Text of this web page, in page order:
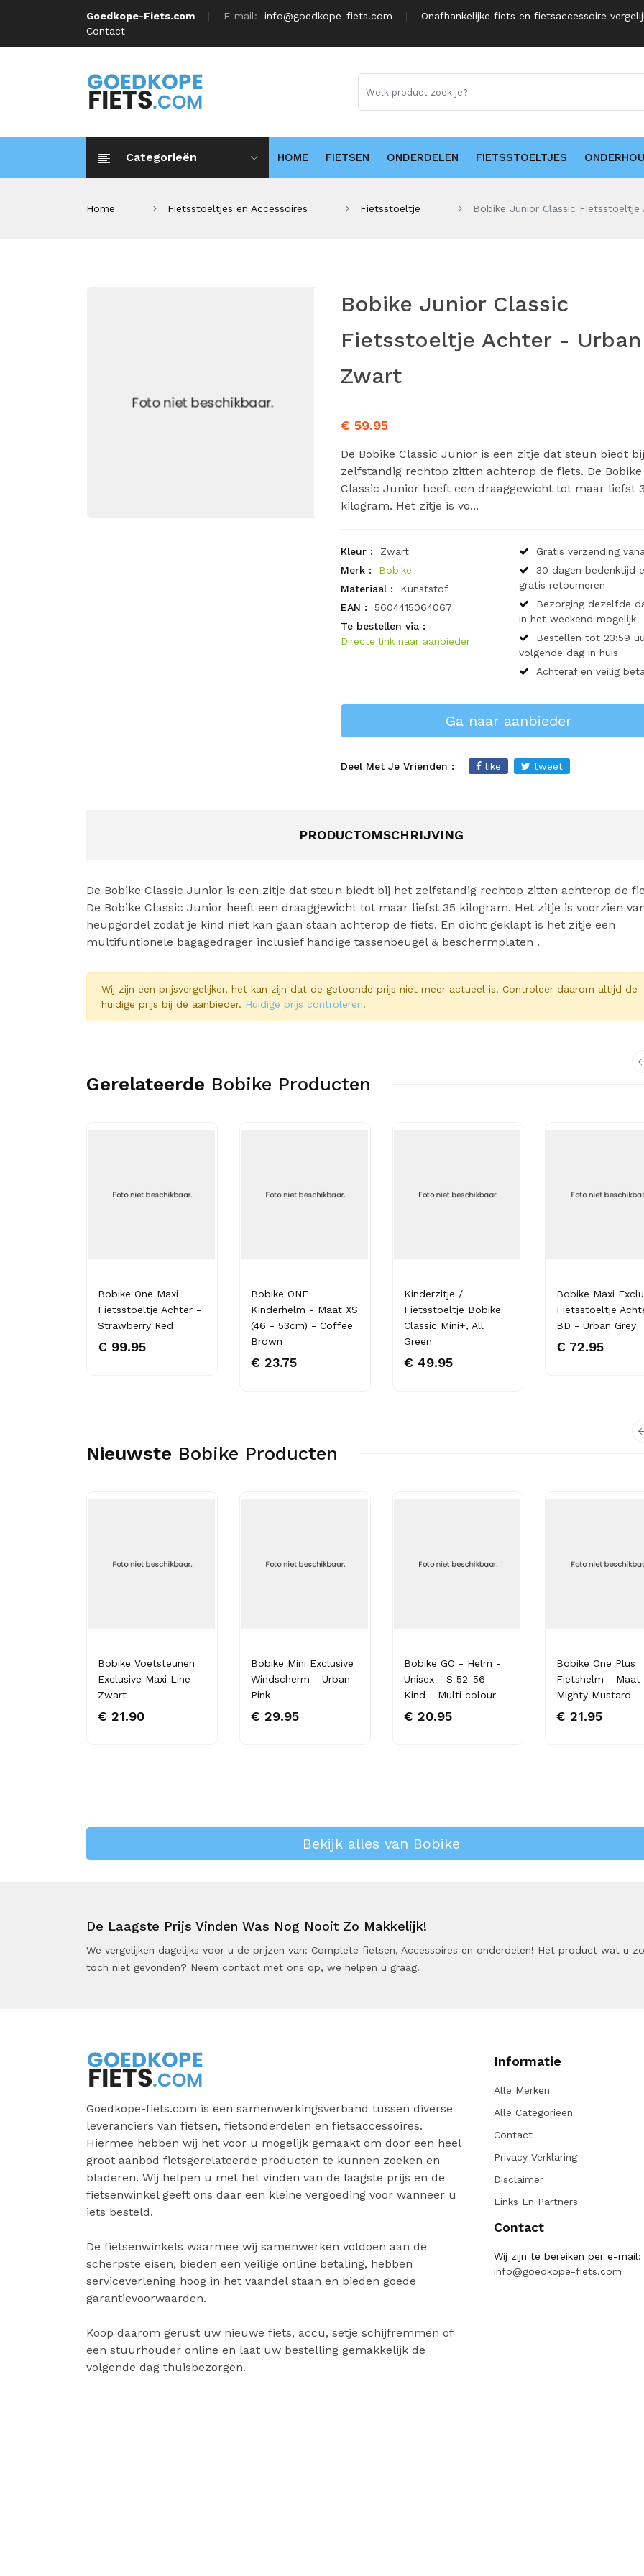
Goedkope-Fiets.com E-mail: info@goedkope-fiets.com
Onafhankelijke fiets en fietsaccessoire
Contact
Categorieën HOME FIETSEN ONDERDELEN FIETSSTOELTJES
Home Fietsstoeltjes en Accessoires Fietsstoeltje Bobike Junior Classic
Bobike Junior Classic
Fietsstoeltje Achter - Urban
Zwart
€ 59.95
De Bobike Classic Junior is een zitje dat steun biedt
zelfstandig rechtop zitten achterop de fiets. De Bobike
Classic Junior heeft een draaggewicht tot maar liefst
kilogram. Het zitje is vo...
Kleur :
Zwart
Merk :
Bobike
Materiaal :
Kunststof
EAN :
5604415064067
Te bestellen via :
Directe link naar aanbieder
Gratis verzending
30 dagen bedenktijd
gratis retourneren
Bezorging dezelfde
in het weekend mogelijk
Bestellen tot 23:59
volgende dag in huis
Achteraf en veilig
Ga naar aanbieder
Deel Met Je Vrienden : like tweet
PRODUCTOMSCHRIJVING
De Bobike Classic Junior is een zitje dat steun biedt bij het zelfstandig rechtop zitten achterop de
De Bobike Classic Junior heeft een draaggewicht tot maar liefst 35 kilogram. Het zitje is voorzien
heupgordel zodat je kind niet kan gaan staan achterop de fiets. En dicht geklapt is het zitje een
multifuntionele bagagedrager inclusief handige tassenbeugel & beschermplaten .
Wij zijn een prijsvergelijker, het kan zijn dat de getoonde prijs niet meer actueel is. Controleer daarom altijd de
huidige prijs bij de aanbieder. Huidige prijs controleren.
Gerelateerde Bobike Producten
Bobike One Maxi
Fietsstoeltje Achter -
Strawberry Red
€ 99.95
Bobike ONE
Kinderhelm - Maat XS
(46 - 53cm) - Coffee
Brown
€ 23.75
Kinderzitje /
Fietsstoeltje Bobike
Classic Mini+, All
Green
€ 49.95
Bobike Maxi
Fietsstoeltje
BD - Urban Grey
€ 72.95
Nieuwste Bobike Producten
Bobike Voetsteunen
Exclusive Maxi Line
Zwart
€ 21.90
Bobike Mini Exclusive
Windscherm - Urban
Pink
€ 29.95
Bobike GO - Helm -
Unisex - S 52-56 -
Kind - Multi colour
€ 20.95
Bobike One Plus
Fietshelm - Maat
Mighty Mustard
€ 21.95
Bekijk alles van Bobike
De Laagste Prijs Vinden Was Nog Nooit Zo Makkelijk!
We vergelijken dagelijks voor u de prijzen van: Complete fietsen, Accessoires en onderdelen! Het product wat u
toch niet gevonden? Neem contact met ons op, we helpen u graag.
Goedkope-fiets.com is een samenwerkingsverband tussen diverse
leveranciers van fietsen, fietsonderdelen en fietsaccessoires.
Hiermee hebben wij het voor u mogelijk gemaakt om door een heel
groot aanbod fietsgerelateerde producten te kunnen zoeken en
bladeren. Wij helpen u met het vinden van de laagste prijs en de
fietsenwinkel geeft ons daar een kleine vergoeding voor wanneer u
iets besteld.
De fietsenwinkels waarmee wij samenwerken voldoen aan de
scherpste eisen, bieden een veilige online betaling, hebben
serviceverlening hoog in het vaandel staan en bieden goede
garantievoorwaarden.
Koop daarom gerust uw nieuwe fiets, accu, setje schijfremmen of
een stuurhouder online en laat uw bestelling gemakkelijk de
volgende dag thuisbezorgen.
Informatie
Alle Merken
Alle Categorieën
Contact
Privacy Verklaring
Disclaimer
Links En Partners
Contact
Wij zijn te bereiken per e-mail:
info@goedkope-fiets.com